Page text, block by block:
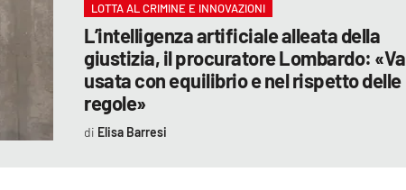
LOTTA AL CRIMINE E INNOVAZIONI
L’intelligenza artificiale alleata della
giustizia, il procuratore Lombardo: «Va
usata con equilibrio e nel rispetto delle
regole»
Elisa Barresi